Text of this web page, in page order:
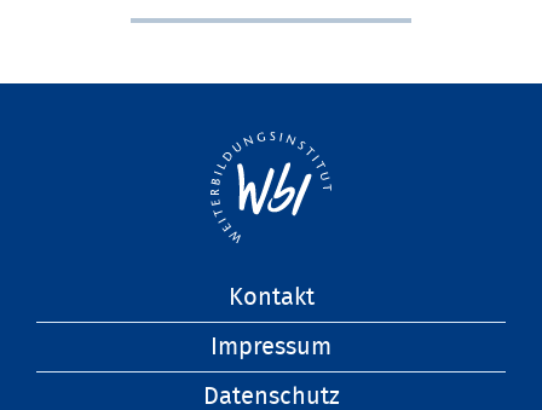
Kontakt
Impressum
Datenschutz